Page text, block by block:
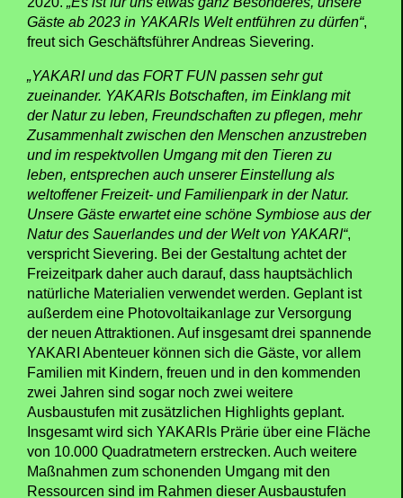
Gäste ab 2023 in YAKARIs Welt entführen zu dürfen“,
freut sich Geschäftsführer Andreas Sievering.
„YAKARI und das FORT FUN passen sehr gut
zueinander. YAKARIs Botschaften, im Einklang mit
der Natur zu leben, Freundschaften zu pflegen, mehr
Zusammenhalt zwischen den Menschen anzustreben
und im respektvollen Umgang mit den Tieren zu
leben, entsprechen auch unserer Einstellung als
weltoffener Freizeit- und Familienpark in der Natur.
Unsere Gäste erwartet eine schöne Symbiose aus der
Natur des Sauerlandes und der Welt von YAKARI“,
verspricht Sievering. Bei der Gestaltung achtet der
Freizeitpark daher auch darauf, dass hauptsächlich
natürliche Materialien verwendet werden. Geplant ist
außerdem eine Photovoltaikanlage zur Versorgung
der neuen Attraktionen. Auf insgesamt drei spannende
YAKARI Abenteuer können sich die Gäste, vor allem
Familien mit Kindern, freuen und in den kommenden
zwei Jahren sind sogar noch zwei weitere
Ausbaustufen mit zusätzlichen Highlights geplant.
Insgesamt wird sich YAKARIs Prärie über eine Fläche
von 10.000 Quadratmetern erstrecken. Auch weitere
Maßnahmen zum schonenden Umgang mit den
Ressourcen sind im Rahmen dieser Ausbaustufen